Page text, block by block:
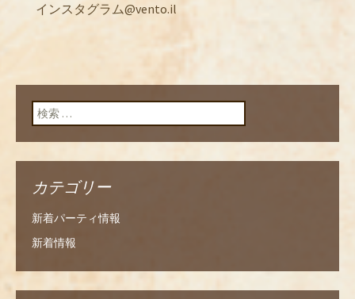
インスタグラム@vento.il
検索:
カテゴリー
新着パーティ情報
新着情報